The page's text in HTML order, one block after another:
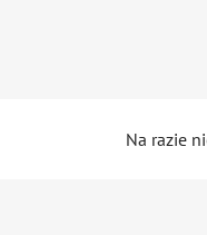
Na razie